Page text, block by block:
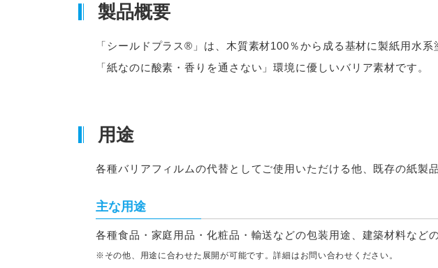
製品概要
「シールドプラス®」は、木質素材100％から成る基材に製紙用水
「紙なのに酸素・香りを通さない」環境に優しいバリア素材です。
用途
各種バリアフィルムの代替としてご使用いただける他、既存の紙製
主な用途
各種食品・家庭用品・化粧品・輸送などの包装用途、建築材料など
※その他、用途に合わせた展開が可能です。詳細はお問い合わせください。